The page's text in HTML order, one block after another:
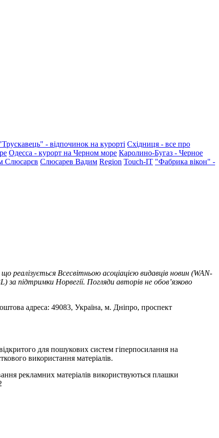
- відпочинок на курорті Східниця - все про
Одесса - курорт на Черном море Каролино-Бугаз - Черное
Слюсарєв Слюсарев Вадим Region Touch-IT "Фабрика вікон" -
Всесвітньою асоціацією видавців новин (WAN-
підтримки Норвегії. Погляди авторів не обов’язково
адреса: 49083, Україна, м. Дніпро, проспект
для пошукових систем гіперпосилання на
використання матеріалів.
рекламних матеріалів використвуються плашки